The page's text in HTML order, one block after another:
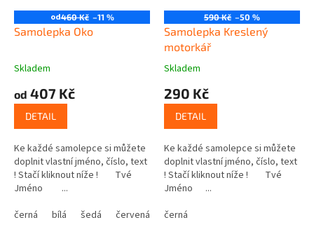
od460 Kč –11 %
Samolepka Oko
Skladem
od 407 Kč
DETAIL
Ke každé samolepce si můžete
doplnit vlastní jméno, číslo, text
! Stačí kliknout níže ! Tvé
Jméno ...
černá
bílá šedá červená modrá
590 Kč –50 %
Samolepka Kreslený
motorkář
Skladem
290 Kč
DETAIL
Ke každé samolepce si můžete
doplnit vlastní jméno, číslo, text
! Stačí kliknout níže ! Tvé
Jméno ...
černá